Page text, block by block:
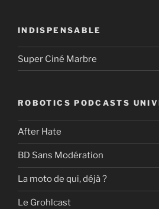
INDISPENSABLE
Super Ciné Marbre
ROBOTICS PODCASTS
After Hate
BD Sans Modération
La moto de qui, déjà ?
Le Grohlcast